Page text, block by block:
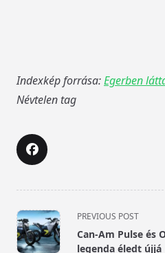
Indexkép forrása:Egerben
Névtelen tag
<span
class="nav-
subtitle
PREVIOUS POST
Can-Am Pulse és
legenda éledt újjá